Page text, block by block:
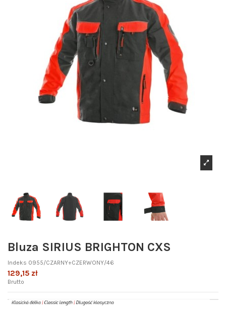
Bluza SIRIUS BRIGHTON CXS
Indeks 0955/CZARNY+CZERWONY/46
129,15 zł
Brutto